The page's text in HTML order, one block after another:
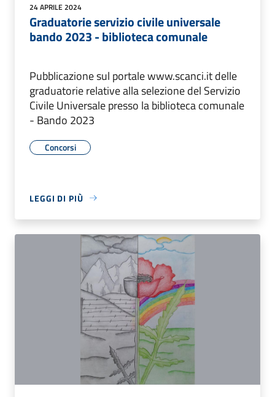
24 APRILE 2024
Graduatorie servizio civile universale
bando 2023 - biblioteca comunale
Pubblicazione sul portale www.scanci.it delle
graduatorie relative alla selezione del Servizio
Civile Universale presso la biblioteca comunale
- Bando 2023
Concorsi
LEGGI DI PIÙ